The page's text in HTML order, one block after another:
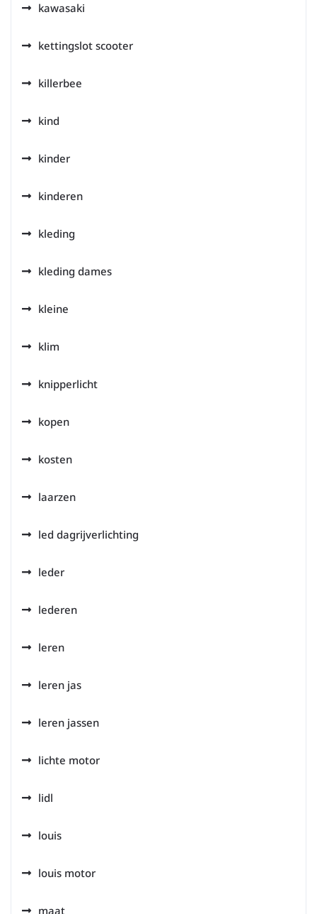
kawasaki
kettingslot scooter
killerbee
kind
kinder
kinderen
kleding
kleding dames
kleine
klim
knipperlicht
kopen
kosten
laarzen
led dagrijverlichting
leder
lederen
leren
leren jas
leren jassen
lichte motor
lidl
louis
louis motor
maat